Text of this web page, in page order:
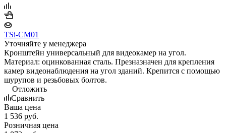
TSi-СM01
Уточняйте у менеджера
Кронштейн универсальный для видеокамер на угол.
Материал: оцинкованная сталь. Презназначен для крепления
камер видеонаблюдения на угол зданий. Крепится с помощью
шурупов и резьбовых болтов.
Отложить
Сравнить
Ваша цена
1 536 руб.
Розничная цена